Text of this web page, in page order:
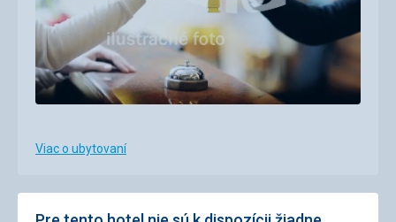
Viac o ubytovaní